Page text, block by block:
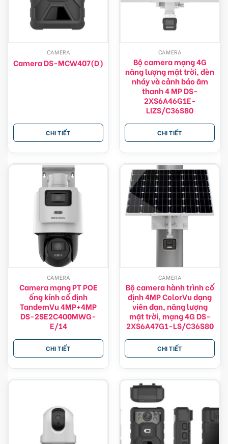
CAMERA
Camera DS-MCW407(D)
CHI TIẾT
CAMERA
Bộ camera mạng 4G
năng lượng mặt trời, đèn
nháy và cảnh báo âm
thanh 4 MP DS-
2XS6A46G1E-
LIZS/C36S80
CHI TIẾT
CAMERA
Camera mạng PT POE
ống kính cố định
TandemVu 4MP+4MP
DS-2SE2C400MWG-
E/14
CHI TIẾT
CAMERA
Bộ camera hành trình cố
định 4MP ColorVu dạng
viên đạn, năng lượng
mặt trời, mạng 4G DS-
2XS6A47G1-LS/C36S80
CHI TIẾT